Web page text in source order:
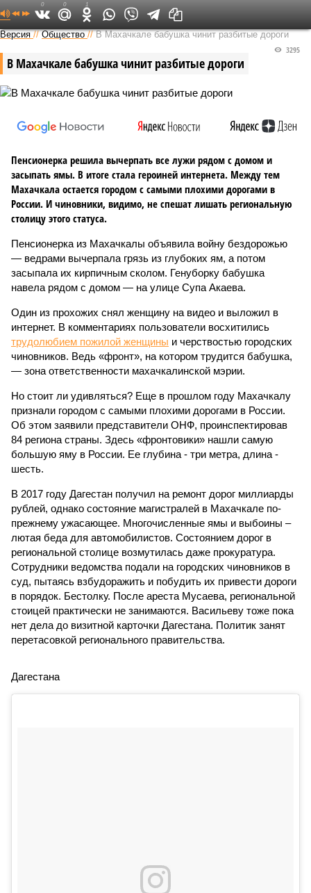
Версия на Кавказе
Версия //Общество //В Махачкале бабушка чинит разбитые дороги
В Махачкале бабушка чинит разбитые дороги
3295
Пенсионерка решила вычерпать все лужи рядом с домом и
засыпать ямы. В итоге стала героиней интернета. Между тем
Махачкала остается городом с самыми плохими дорогами в
России. И чиновники, видимо, не спешат лишать региональную
столицу этого статуса.
Пенсионерка из Махачкалы объявила войну бездорожью
— ведрами вычерпала грязь из глубоких ям, а потом
засыпала их кирпичным сколом. Генуборку бабушка
навела рядом с домом — на улице Супа Акаева.
Один из прохожих снял женщину на видео и выложил в
интернет. В комментариях пользователи восхитились
трудолюбием пожилой женщины и черствостью городских
чиновников. Ведь «фронт», на котором трудится бабушка,
— зона ответственности махачкалинской мэрии.
Но стоит ли удивляться? Еще в прошлом году Махачкалу
признали городом с самыми плохими дорогами в России.
Об этом заявили представители ОНФ, проинспектировав
84 региона страны. Здесь «фронтовики» нашли самую
большую яму в России. Ее глубина - три метра, длина -
шесть.
В 2017 году Дагестан получил на ремонт дорог миллиарды
рублей, однако состояние магистралей в Махачкале по-
прежнему ужасающее. Многочисленные ямы и выбоины –
лютая беда для автомобилистов. Состоянием дорог в
региональной столице возмутилась даже прокуратура.
Сотрудники ведомства подали на городских чиновников в
суд, пытаясь взбудоражить и побудить их привести дороги
в порядок. Бестолку. После ареста Мусаева, региональной
стоицей практически не занимаются. Васильеву тоже пока
нет дела до визитной карточки Дагестана. Политик занят
перетасовкой регионального правительства.
Дагестана
0 0 1